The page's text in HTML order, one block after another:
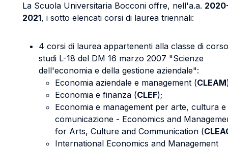
La Scuola Universitaria Bocconi offre, nell'a.a.
2021, i sotto elencati corsi di laurea triennali:
4 corsi di laurea appartenenti alla classe di
studi L-18 del DM 16 marzo 2007 "Scienze
dell'economia e della gestione aziendale":
Economia aziendale e management (CLEAM
Economia e finanza (CLEF);
Economia e management per arte, cultura e
comunicazione - Economics and
for Arts, Culture and Communication (
International Economics and Management